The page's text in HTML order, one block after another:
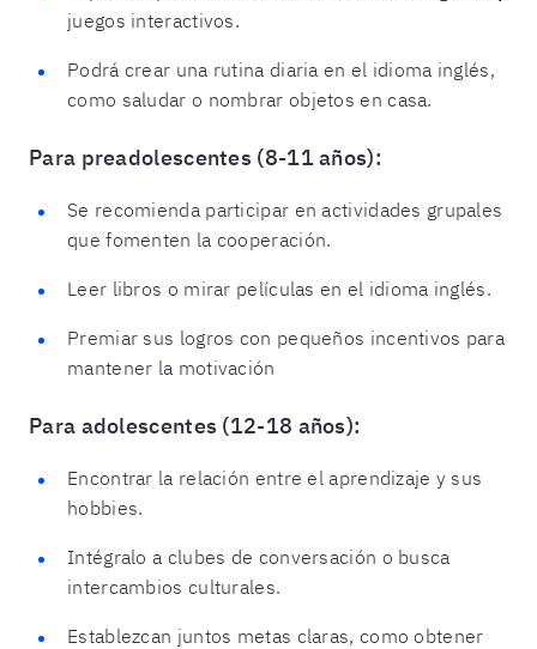
juegos interactivos.
Podrá crear una rutina diaria en el idioma inglés,
como saludar o nombrar objetos en casa.
Para preadolescentes (8-11 años):
Se recomienda participar en actividades grupales
que fomenten la cooperación.
Leer libros o mirar películas en el idioma inglés.
Premiar sus logros con pequeños incentivos para
mantener la motivación
Para adolescentes (12-18 años):
Encontrar la relación entre el aprendizaje y sus
hobbies.
Intégralo a clubes de conversación o busca
intercambios culturales.
Establezcan juntos metas claras, como obtener